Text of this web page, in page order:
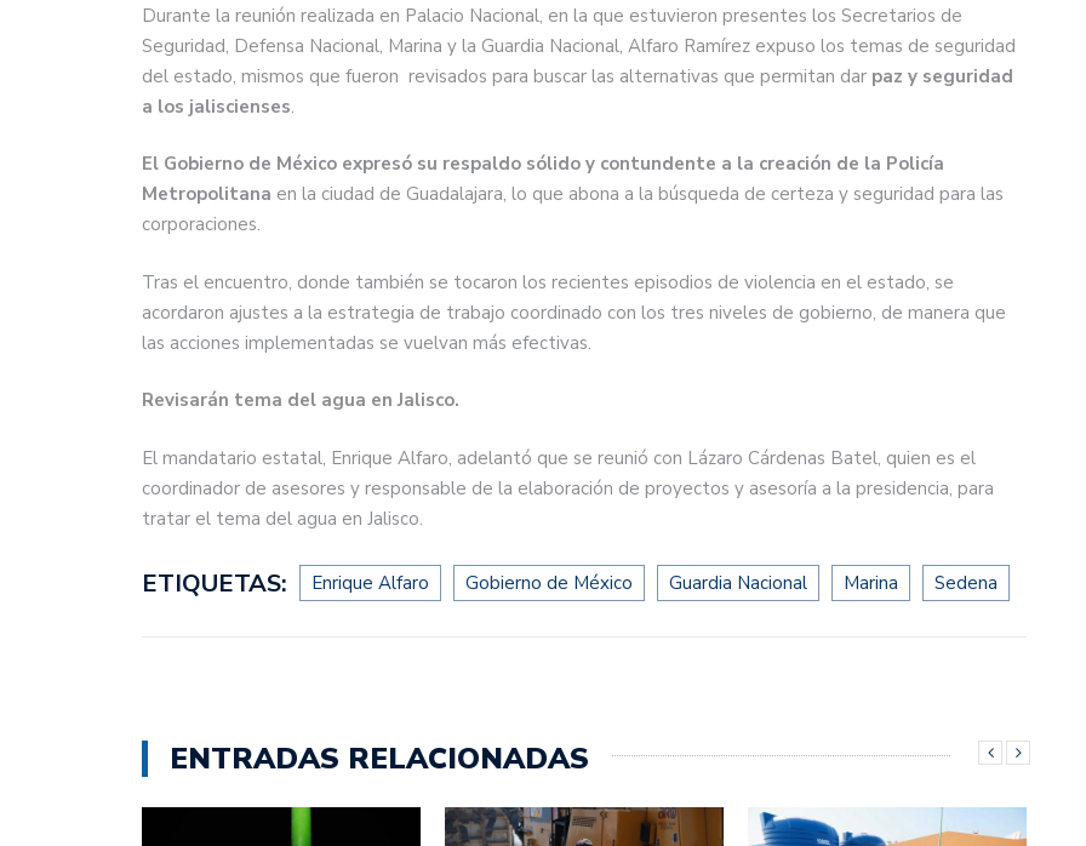
Durante la reunión realizada en Palacio Nacional, en la que estuvieron presentes los Secretarios de
Seguridad, Defensa Nacional, Marina y la Guardia Nacional, Alfaro Ramírez expuso los temas de seguridad
del estado, mismos que fueron revisados para buscar las alternativas que permitan dar paz y seguridad
a los jaliscienses.
El Gobierno de México expresó su respaldo sólido y contundente a la creación de la Policía
Metropolitana en la ciudad de Guadalajara, lo que abona a la búsqueda de certeza y seguridad para las
corporaciones.
Tras el encuentro, donde también se tocaron los recientes episodios de violencia en el estado, se
acordaron ajustes a la estrategia de trabajo coordinado con los tres niveles de gobierno, de manera que
las acciones implementadas se vuelvan más efectivas.
Revisarán tema del agua en Jalisco.
El mandatario estatal, Enrique Alfaro, adelantó que se reunió con Lázaro Cárdenas Batel, quien es el
coordinador de asesores y responsable de la elaboración de proyectos y asesoría a la presidencia, para
tratar el tema del agua en Jalisco.
ETIQUETAS: Enrique Alfaro Gobierno de México Guardia Nacional Marina Sedena
ENTRADAS RELACIONADAS